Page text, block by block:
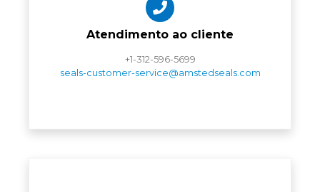
Atendimento ao cliente
+1-312-596-5699
seals-customer-service@amstedseals.com